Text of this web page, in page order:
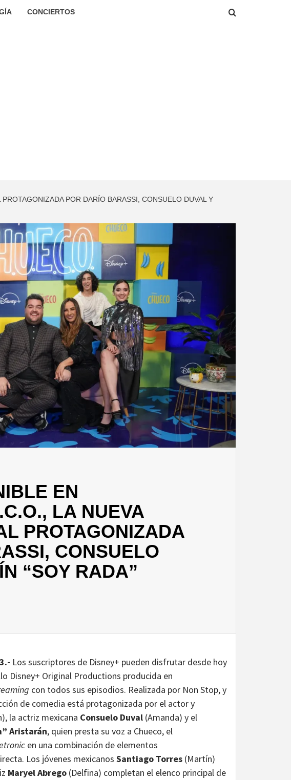
CONCIERTOS
POR DARÍO BARASSI, CONSUELO DUVAL Y
EN
LA NUEVA
PROTAGONIZADA
CONSUELO
“SOY RADA”
Los suscriptores de Disney+ pueden disfrutar desde hoy
Disney+ Original Productions producida en
con todos sus episodios. Realizada por Non Stop, y
de comedia está protagonizada por el actor y
la actriz mexicana Consuelo Duval (Amanda) y el
Aristarán, quien presta su voz a Chueco, el
en una combinación de elementos
Los jóvenes mexicanos Santiago Torres (Martín)
Maryel Abrego (Delfina) completan el elenco principal de